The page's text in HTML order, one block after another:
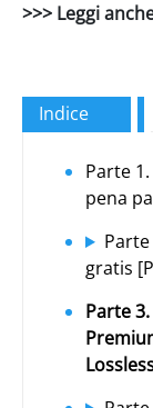
>>> Leggi
Indice
Parte
pena
gratis
Parte